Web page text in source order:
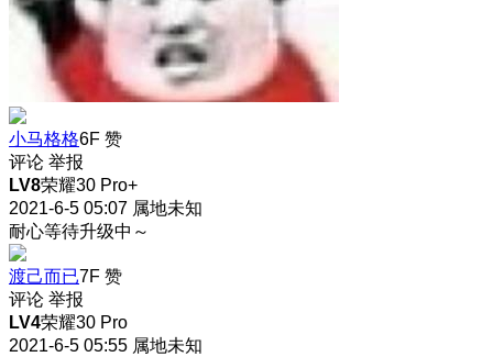
小马格格6F 赞
评论 举报
LV8荣耀30 Pro+
2021-6-5 05:07 属地未知
耐心等待升级中～
渡己而已7F 赞
评论 举报
LV4荣耀30 Pro
2021-6-5 05:55 属地未知